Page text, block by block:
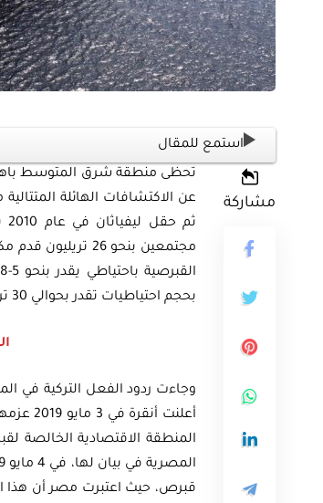
استمع للمقال
مشاركة
تحظى منطقة شرق المتوسط
بحجم احتياطيات تقدر بحوالي 30 تريليون قدم مكعب.
وجاءت ردود الفعل التركية في
المنطقة الاقتصادية الخالصة
قبرص، حيث اعتبرت مصر أن هذا
ورقة بحثية –
Cart
على مستقبل